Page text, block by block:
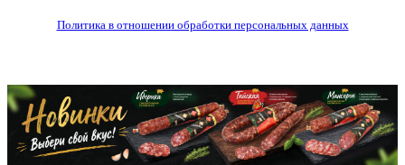
Политика в отношении обработки персональных данных